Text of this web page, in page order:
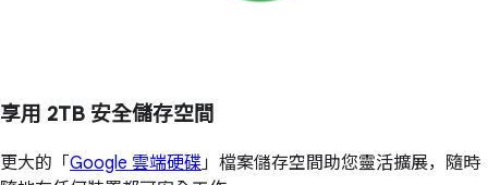
享用 2TB 安全儲存空間
更大的「Google 雲端硬碟」檔案儲存空間助您靈活擴展，隨時